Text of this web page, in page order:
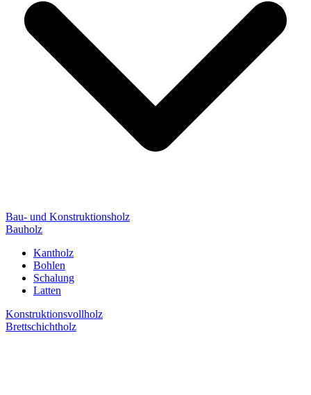
Bau- und Konstruktionsholz
Bauholz
Kantholz
Bohlen
Schalung
Latten
Konstruktionsvollholz
Brettschichtholz